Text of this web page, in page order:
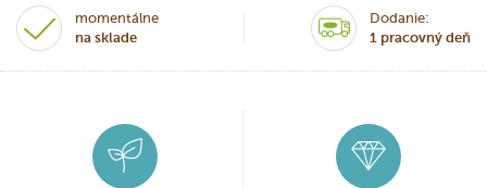
momentálne
na sklade
Dodanie:
1 pracovný deň